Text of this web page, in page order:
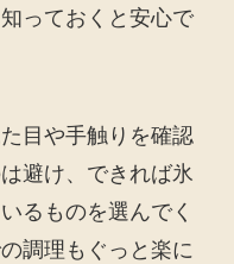
っておくと安心で
目や手触りを確認
避け、できれば氷
るものを選んでく
調理もぐっと楽に